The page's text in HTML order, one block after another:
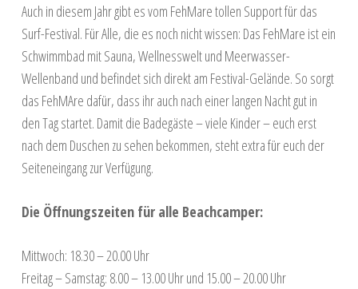
Auch in diesem Jahr gibt es vom FehMare tollen Support für das
Surf-Festival. Für Alle, die es noch nicht wissen: Das FehMare ist ein
Schwimmbad mit Sauna, Wellnesswelt und Meerwasser-
Wellenband und befindet sich direkt am Festival-Gelände. So sorgt
das FehMAre dafür, dass ihr auch nach einer langen Nacht gut in
den Tag startet. Damit die Badegäste – viele Kinder – euch erst
nach dem Duschen zu sehen bekommen, steht extra für euch der
Seiteneingang zur Verfügung.
Die Öffnungszeiten für alle Beachcamper:
Mittwoch: 18.30 – 20.00 Uhr
Freitag – Samstag: 8.00 – 13.00 Uhr und 15.00 – 20.00 Uhr